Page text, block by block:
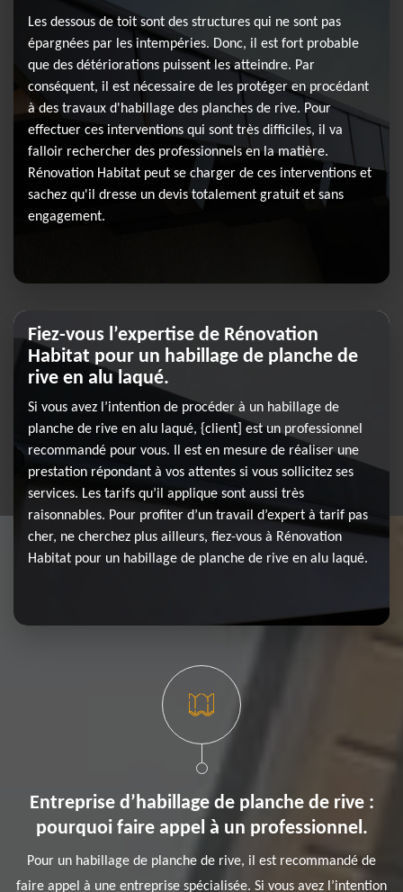
Les dessous de toit sont des structures qui ne sont pas
épargnées par les intempéries. Donc, il est fort probable
que des détériorations puissent les atteindre. Par
conséquent, il est nécessaire de les protéger en procédant
à des travaux d'habillage des planches de rive. Pour
effectuer ces interventions qui sont très difficiles, il va
falloir rechercher des professionnels en la matière.
Rénovation Habitat peut se charger de ces interventions et
sachez qu'il dresse un devis totalement gratuit et sans
engagement.
Fiez-vous l’expertise de Rénovation
Habitat pour un habillage de planche de
rive en alu laqué.
Si vous avez l’intention de procéder à un habillage de
planche de rive en alu laqué, {client] est un professionnel
recommandé pour vous. Il est en mesure de réaliser une
prestation répondant à vos attentes si vous sollicitez ses
services. Les tarifs qu’il applique sont aussi très
raisonnables. Pour profiter d’un travail d’expert à tarif pas
cher, ne cherchez plus ailleurs, fiez-vous à Rénovation
Habitat pour un habillage de planche de rive en alu laqué.
Entreprise d’habillage de planche de rive :
pourquoi faire appel à un professionnel.
Pour un habillage de planche de rive, il est recommandé de
faire appel à une entreprise spécialisée. Si vous avez l’intention